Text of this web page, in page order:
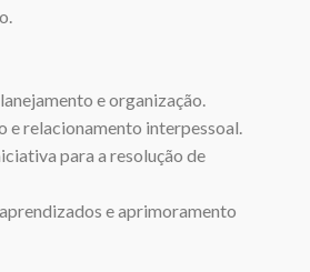
e organização.
e relacionamento interpessoal.
para a resolução de
e aprimoramento